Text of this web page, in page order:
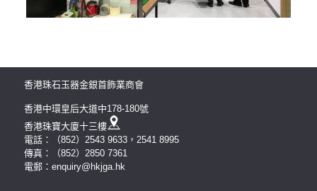
香港珠石玉器金銀首飾業商會
香港中環皇后大道中178-180號
香港珠寶大廈十三樓
電話：（852）2543 9633，2541 8995
傳真：（852）2850 7361
電郵：enquiry@hkjga.hk